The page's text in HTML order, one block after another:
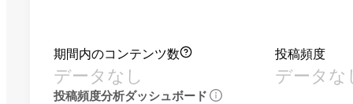
期間内のコンテンツ数
データなし
投稿頻度
データな
投稿頻度分析ダッシュボード